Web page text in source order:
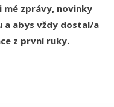
mé zprávy, novinky
a abys vždy dostal/a
z první ruky.